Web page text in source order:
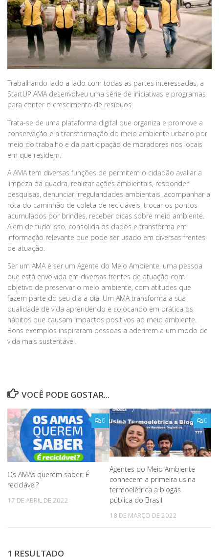
Trabalhando lado a lado com todas as partes interessadas, a
StartUP AMA desenvolveu uma série de iniciativas e programas
para conter o crescimento de resíduos.
Trata-se de uma plataforma digital que organiza e promove a
conservação e a transformação do meio ambiente urbano por
meio do trabalho e da participação de moradores nos locais
em que residem.
A AMA tem diversas funções de permitem o cidadão avaliar a
limpeza da quadra, realizar ações ambientais, responder
pesquisas, denunciar irregularidades ambientais, acompanhar a
rota do caminhão de coleta de recicláveis, trocar os pontos
acumulados por brindes, receber dicas sobre meio ambiente.
Além de tudo isso, consolida os dados e transforma em
informação relevante que pode ser usado em diversas frentes
de atuação.
Ser um AMA é ser um Agente do Meio Ambiente, uma pessoa
que está envolvida em diversas frentes de atuação com
objetivo de preservar o meio ambiente, com atitudes que
fazem parte do seu dia a dia. Um AMA transforma a sua
qualidade de vida aprendendo e colocando em prática os
hábitos que causam impactos positivos ao meio ambiente.
Bons exemplos inspiraram pessoas a aderirem a um modo de
vida mais sustentável.
VOCÊ PODE GOSTAR...
0
Os AMAs querem saber: É
reciclável?
17 DE ABRIL DE 2022
0
Agentes do Meio Ambiente
conhecem a primeira usina
termoelétrica a biogás
pública do Brasil
18 DE MARÇO DE 2022
1 RESULTADO